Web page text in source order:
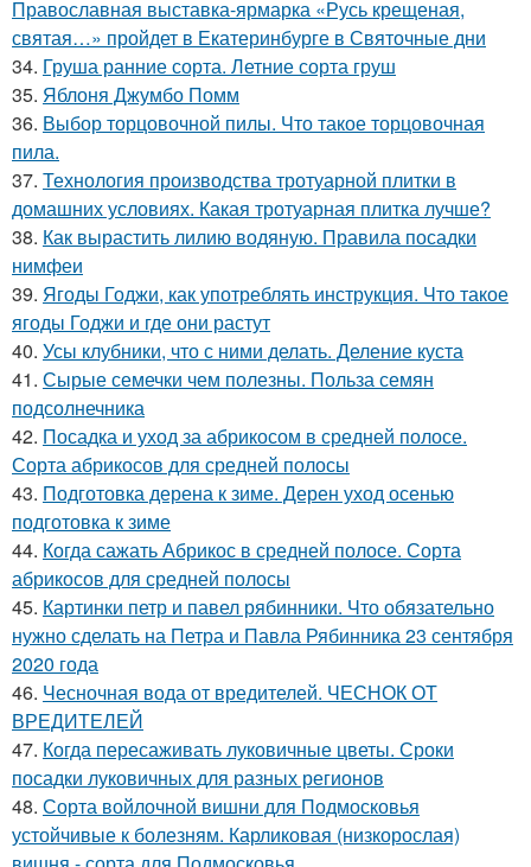
Православная выставка-ярмарка «Русь крещеная,
святая…» пройдет в Екатеринбурге в Святочные дни
34. Груша ранние сорта. Летние сорта груш
35. Яблоня Джумбо Помм
36. Выбор торцовочной пилы. Что такое торцовочная
пила.
37. Технология производства тротуарной плитки в
домашних условиях. Какая тротуарная плитка лучше?
38. Как вырастить лилию водяную. Правила посадки
нимфеи
39. Ягоды Годжи, как употреблять инструкция. Что такое
ягоды Годжи и где они растут
40. Усы клубники, что с ними делать. Деление куста
41. Сырые семечки чем полезны. Польза семян
подсолнечника
42. Посадка и уход за абрикосом в средней полосе.
Сорта абрикосов для средней полосы
43. Подготовка дерена к зиме. Дерен уход осенью
подготовка к зиме
44. Когда сажать Абрикос в средней полосе. Сорта
абрикосов для средней полосы
45. Картинки петр и павел рябинники. Что обязательно
нужно сделать на Петра и Павла Рябинника 23 сентября
2020 года
46. Чесночная вода от вредителей. ЧЕСНОК ОТ
ВРЕДИТЕЛЕЙ
47. Когда пересаживать луковичные цветы. Сроки
посадки луковичных для разных регионов
48. Сорта войлочной вишни для Подмосковья
устойчивые к болезням. Карликовая (низкорослая)